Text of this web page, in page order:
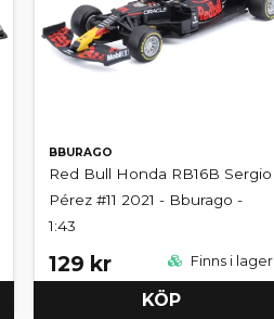
BBURAGO
Red Bull Honda RB16B Sergio
Pérez #11 2021 - Bburago -
1:43
129 kr Finns i lager
KÖP